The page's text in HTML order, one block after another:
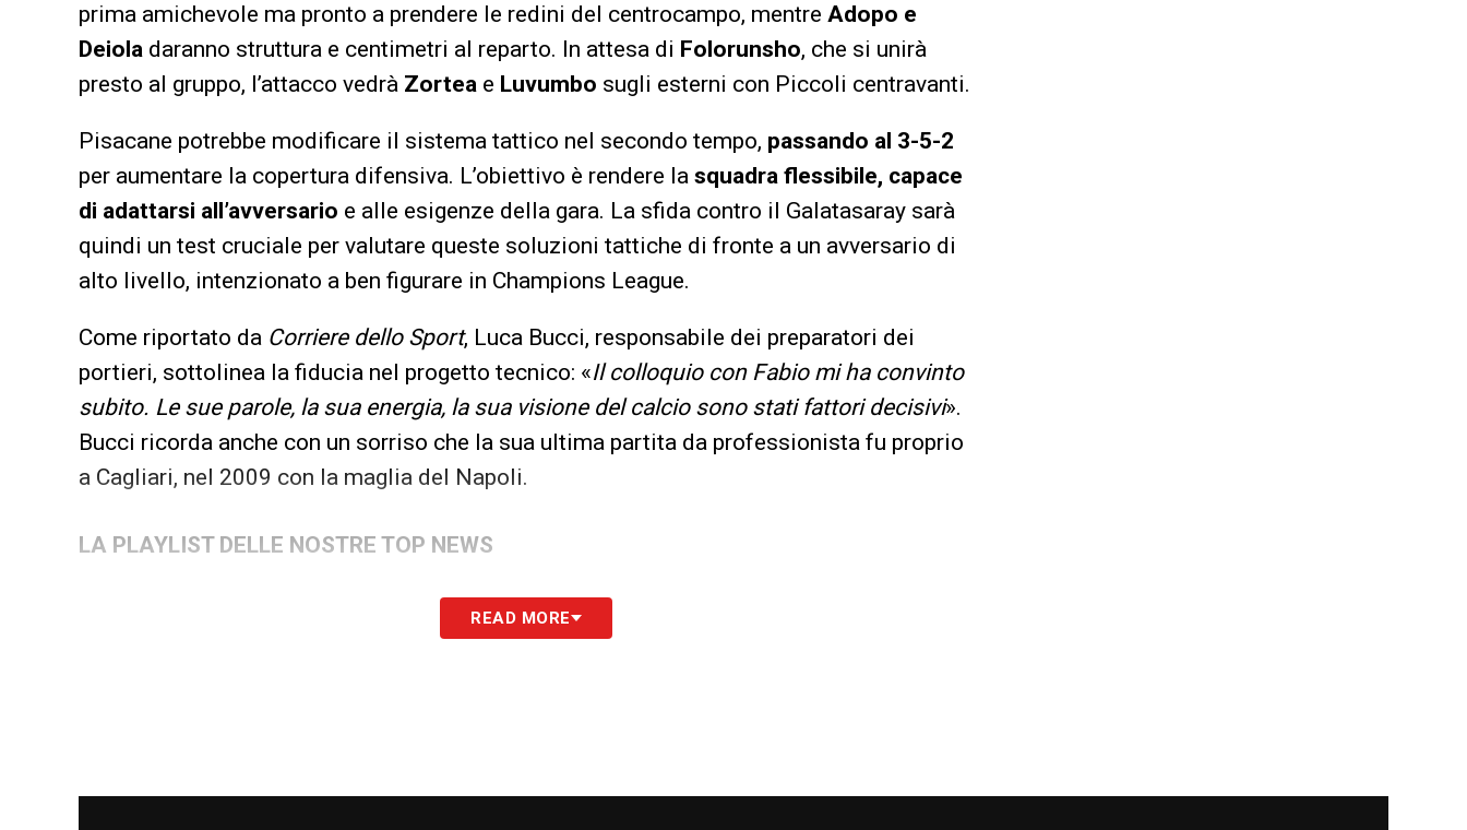
prima amichevole ma pronto a prendere le redini del centrocampo, mentre Adopo e
Deiola daranno struttura e centimetri al reparto. In attesa di Folorunsho, che si unirà
presto al gruppo, l’attacco vedrà Zortea e Luvumbo sugli esterni con Piccoli centravanti.
Pisacane potrebbe modificare il sistema tattico nel secondo tempo, passando al 3-5-2
per aumentare la copertura difensiva. L’obiettivo è rendere la squadra flessibile, capace
di adattarsi all’avversario e alle esigenze della gara. La sfida contro il Galatasaray sarà
quindi un test cruciale per valutare queste soluzioni tattiche di fronte a un avversario di
alto livello, intenzionato a ben figurare in Champions League.
Come riportato da Corriere dello Sport, Luca Bucci, responsabile dei preparatori dei
portieri, sottolinea la fiducia nel progetto tecnico: «Il colloquio con Fabio mi ha convinto
subito. Le sue parole, la sua energia, la sua visione del calcio sono stati fattori decisivi».
Bucci ricorda anche con un sorriso che la sua ultima partita da professionista fu proprio
a Cagliari, nel 2009 con la maglia del Napoli.
LA PLAYLIST DELLE NOSTRE TOP NEWS
READ MORE